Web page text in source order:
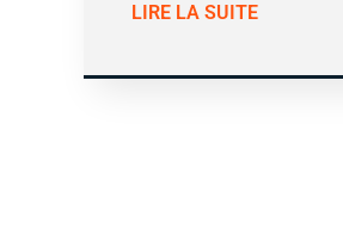
LIRE LA SUITE